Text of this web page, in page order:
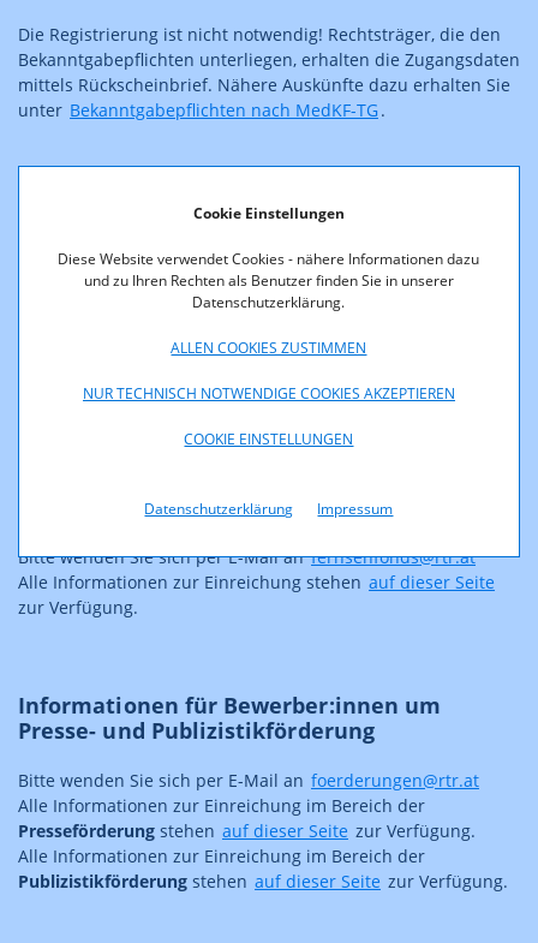
Cookie Einstellungen
Diese Website verwendet Cookies - nähere Informationen dazu
und zu Ihren Rechten als Benutzer finden Sie in unserer
Datenschutzerklärung.
ALLEN COOKIES ZUSTIMMEN
NUR TECHNISCH NOTWENDIGE COOKIES AKZEPTIEREN
COOKIE EINSTELLUNGEN
Datenschutzerklärung Impressum
Die Registrierung ist nicht notwendig! Rechtsträger, die den
Bekanntgabepflichten unterliegen, erhalten die Zugangsdaten
mittels Rückscheinbrief. Nähere Auskünfte dazu erhalten Sie
unter Bekanntgabepflichten nach MedKF-TG.
Informationen für Bewerber:innen einer
digitalen Transformation
Um ein Förderansuchen zu stellen, können Sie unter
Alle Informationen zur Einreichung stehen
zur Verfügung.
Förderung aus dem FERNSEHFONDS AUSTRIA
Bitte wenden Sie sich per E-Mail anfernsehfonds@rtr.at
Alle Informationen zur Einreichung stehen auf dieser Seite
zur Verfügung.
Informationen für Bewerber:innen um
Presse- und Publizistikförderung
Bitte wenden Sie sich per E-Mail an foerderungen@rtr.at
Alle Informationen zur Einreichung im Bereich der
Presseförderung stehen auf dieser Seite zur Verfügung.
Alle Informationen zur Einreichung im Bereich der
Publizistikförderung stehen auf dieser Seite zur Verfügung.